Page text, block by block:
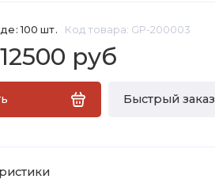
100 шт. Код товара: GP-200003
12500 руб
Быстрый заказ